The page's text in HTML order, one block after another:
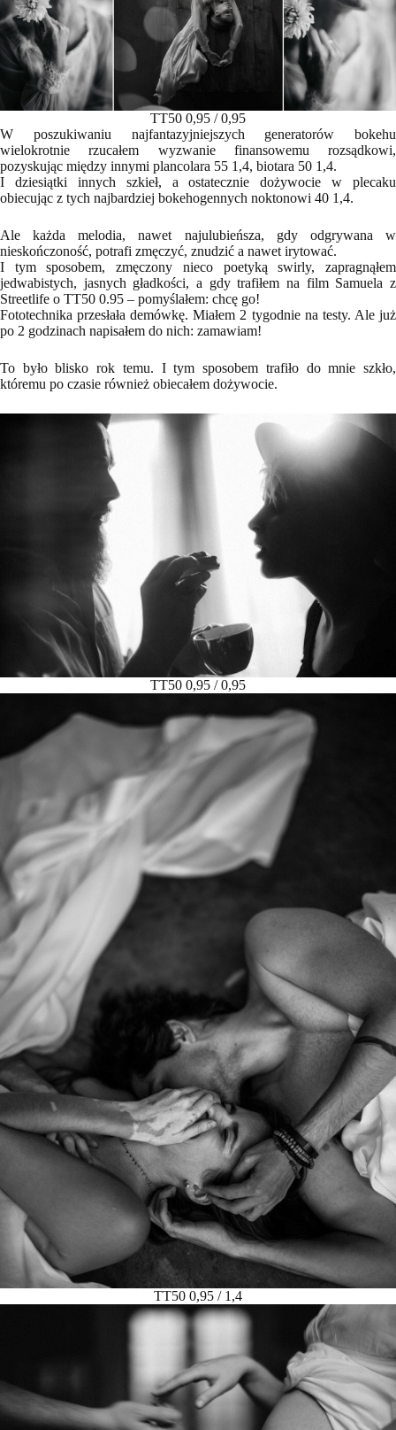
TT50 0,95 / 0,95
W poszukiwaniu najfantazyjniejszych generatorów bokehu
wielokrotnie rzucałem wyzwanie finansowemu rozsądkowi,
pozyskując między innymi plancolara 55 1,4, biotara 50 1,4.
I dziesiątki innych szkieł, a ostatecznie dożywocie w plecaku
obiecując z tych najbardziej bokehogennych noktonowi 40 1,4.
Ale każda melodia, nawet najulubieńsza, gdy odgrywana w
nieskończoność, potrafi zmęczyć, znudzić a nawet irytować.
I tym sposobem, zmęczony nieco poetyką swirly, zapragnąłem
jedwabistych, jasnych gładkości, a gdy trafiłem na film Samuela z
Streetlife o TT50 0.95 – pomyślałem: chcę go!
Fototechnika przesłała demówkę. Miałem 2 tygodnie na testy. Ale już
po 2 godzinach napisałem do nich: zamawiam!
To było blisko rok temu. I tym sposobem trafiło do mnie szkło,
któremu po czasie również obiecałem dożywocie.
TT50 0,95 / 0,95
TT50 0,95 / 1,4